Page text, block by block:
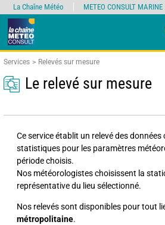
Services Relevés sur mesure
Le relevé sur mesure
Ce service établit un relevé des
statistiques pour les paramètres
période choisis.
Nos météorologistes choisissent la
représentative du lieu sélectionné.
Nos relevés sont disponibles pour tout
métropolitaine.
La Chaîne Météo METEO CONSULT MARINE